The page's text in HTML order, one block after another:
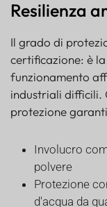
Resilienza
Il grado di
certificazione: è
funzionamento
industriali difficili.
protezione
Involucro
polvere
Protezione
d'acqua da